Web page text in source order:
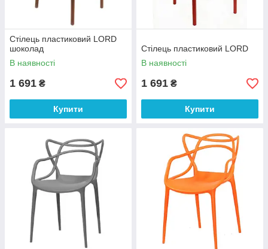
Стілець пластиковий LORD
шоколад
В наявності
1 691 ₴
Купити
Стілець пластиковий LORD
В наявності
1 691 ₴
Купити